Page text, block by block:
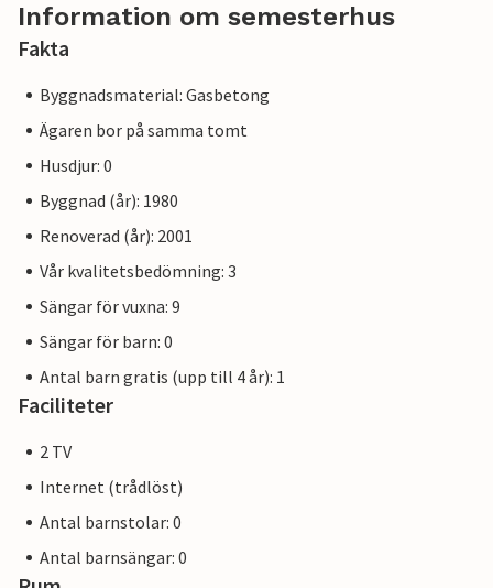
Information om semesterhus
Fakta
Byggnadsmaterial: Gasbetong
Ägaren bor på samma tomt
Husdjur: 0
Byggnad (år): 1980
Renoverad (år): 2001
Vår kvalitetsbedömning: 3
Sängar för vuxna: 9
Sängar för barn: 0
Antal barn gratis (upp till 4 år): 1
Faciliteter
2 TV
Internet (trådlöst)
Antal barnstolar: 0
Antal barnsängar: 0